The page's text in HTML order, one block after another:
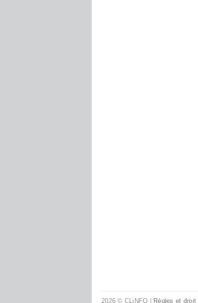
2026 © CLiNFO | Règles et droit